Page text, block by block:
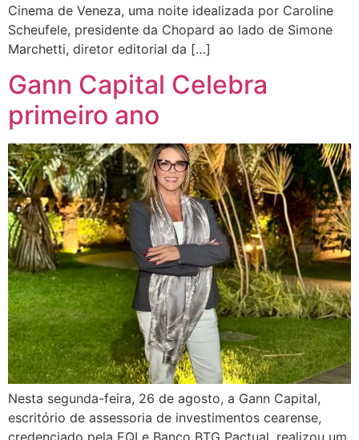
Cinema de Veneza, uma noite idealizada por Caroline
Scheufele, presidente da Chopard ao lado de Simone
Marchetti, diretor editorial da […]
Gann Capital Celebra
primeiro ano
Nesta segunda-feira, 26 de agosto, a Gann Capital,
escritório de assessoria de investimentos cearense,